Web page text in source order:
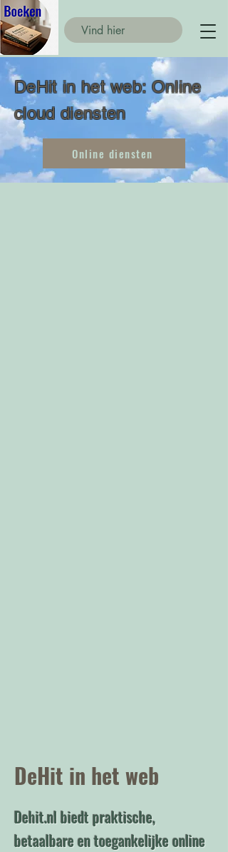
DeHit in het web: Online
cloud diensten
Online diensten
DeHit in het web
Dehit.nl biedt praktische,
betaalbare en toegankelijke online